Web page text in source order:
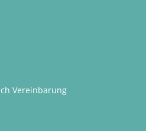
Vereinbarung